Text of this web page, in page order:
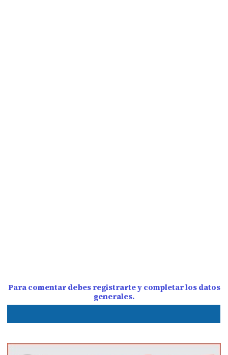
Para comentar debes registrarte y completar los datos
generales.